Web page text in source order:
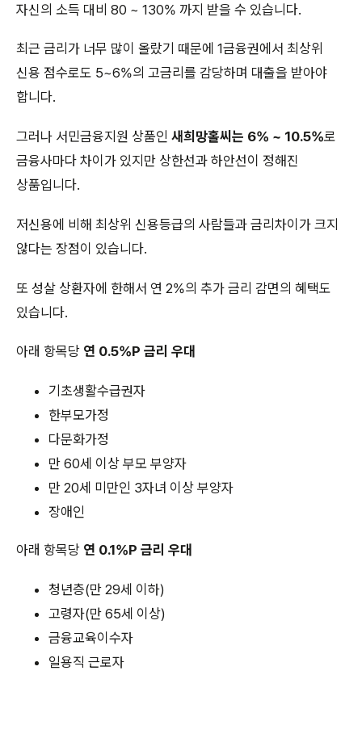
자신의 소득 대비 80 ~ 130% 까지 받을 수 있습니다.
최근 금리가 너무 많이 올랐기 때문에 1금융권에서 최상위
신용 점수로도 5~6%의 고금리를 감당하며 대출을 받아야
합니다.
그러나 서민금융지원 상품인 새희망홀씨는 6% ~ 10.5%로
금융사마다 차이가 있지만 상한선과 하안선이 정해진
상품입니다.
저신용에 비해 최상위 신용등급의 사람들과 금리차이가 크지
않다는 장점이 있습니다.
또 성살 상환자에 한해서 연 2%의 추가 금리 감면의 혜택도
있습니다.
아래 항목당 연 0.5%P 금리 우대
기초생활수급권자
한부모가정
다문화가정
만 60세 이상 부모 부양자
만 20세 미만인 3자녀 이상 부양자
장애인
아래 항목당 연 0.1%P 금리 우대
청년층(만 29세 이하)
고령자(만 65세 이상)
금융교육이수자
일용직 근로자